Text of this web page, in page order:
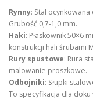
Rynny: Stal ocynkowana
Grubość 0,7-1,0 mm.
Haki: Płaskownik 50×6
konstrukcji hali śrubami
Rury spustowe: Rura
malowanie proszkowe.
Odbojniki: Słupki
To specyfikacja dla